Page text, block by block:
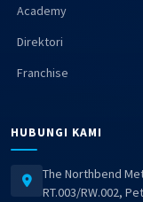
Academy
Direktori
Franchise
HUBUNGI KAMI
The Northbend
RT.003/RW.002,